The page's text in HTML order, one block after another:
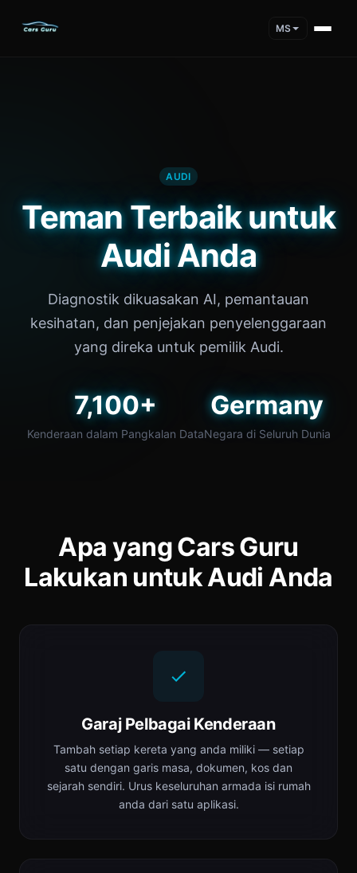
MS
AUDI
Teman Terbaik untuk
Audi Anda
Diagnostik dikuasakan AI, pemantauan
kesihatan, dan penjejakan penyelenggaraan
yang direka untuk pemilik Audi.
7,100+
Kenderaan dalam Pangkalan Data
Germany
Negara di Seluruh Dunia
Apa yang Cars Guru
Lakukan untuk Audi Anda
Garaj Pelbagai Kenderaan
Tambah setiap kereta yang anda miliki — setiap
satu dengan garis masa, dokumen, kos dan
sejarah sendiri. Urus keseluruhan armada isi rumah
anda dari satu aplikasi.